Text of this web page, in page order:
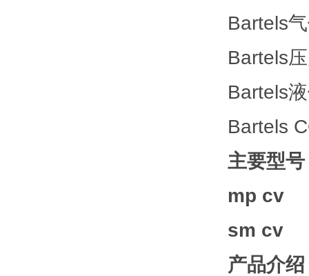
Bartels
Bartels
Bartels
Bartels
主要型号
mp cv
sm cv
产品介绍